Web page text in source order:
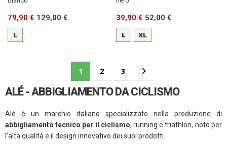
79,90 € 129,00 €
L
39,90 € 52,00 €
L
XL
Attualmente stai leggendo la pagina
1 Pagina
2 Pagina
3 Pagina
Successivo
ALÉ - ABBIGLIAMENTO DA CICLISMO
Alé è un marchio italiano specializzato nella produzione di
abbigliamento tecnico per il ciclismo, running e triathlon, noto per
l'alta qualità e il design innovativo dei suoi prodotti.